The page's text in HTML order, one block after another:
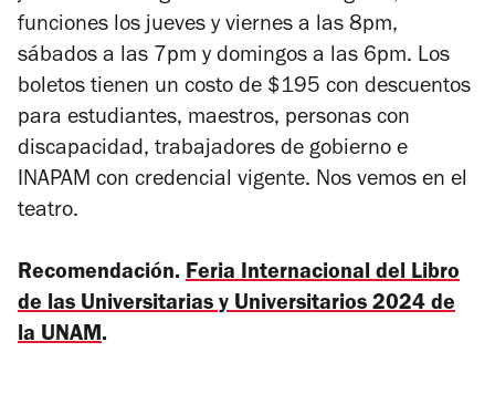
funciones los jueves y viernes a las 8pm,
sábados a las 7pm y domingos a las 6pm. Los
boletos tienen un costo de $195 con descuentos
para estudiantes, maestros, personas con
discapacidad, trabajadores de gobierno e
INAPAM con credencial vigente. Nos vemos en el
teatro.
Recomendación. Feria Internacional del Libro
de las Universitarias y Universitarios 2024 de
la UNAM.